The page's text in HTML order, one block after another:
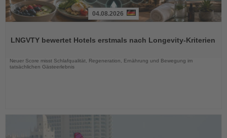
die
04.08.2026
LNGVTY bewertet Hotels erstmals nach Longevity-Kriterien
Neuer Score misst Schlafqualität, Regeneration, Ernährung und Bewegung im
tatsächlichen Gästeerlebnis